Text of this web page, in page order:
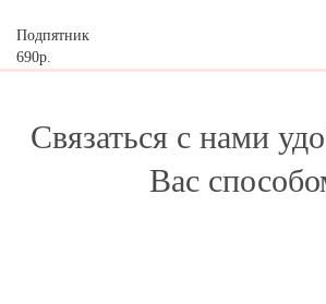
Подпятник
690р.
Связаться с нами
Вас